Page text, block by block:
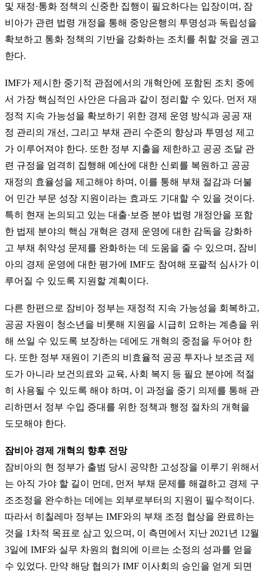
및 재정·통화 정책의 신중한 집행이 필요하다는 입장이며, 잠
비아가 관련 법령 개정을 통해 중앙은행의 투명성과 독립성을
확보하고 통화 정책의 기반을 강화하는 조치를 취할 것을 권고
한다.
IMF가 제시한 중기적 관점에서의 개혁안에 포함된 조치 중에
서 가장 핵심적인 사안은 다음과 같이 정리할 수 있다. 먼저 재
정적 지속 가능성을 확보하기 위한 경제 운영 방식과 공공 재
정 관리의 개선, 그리고 부채 관리 수준의 향상과 투명성 제고
가 이루어져야 한다. 또한 정부 지출을 제한하고 공공 조달 관
련 규정을 엄격히 집행해 예산에 대한 신뢰를 복원하고 공공
재정의 효율성을 제고해야 하며, 이를 통해 부채 절감과 더불
어 민간 부문 성장 지원이라는 효과도 기대할 수 있을 것이다.
특히 현재 논의되고 있는 대출·보증 분야 법령 개정안을 포함
한 법제 분야의 핵심 개혁은 경제 운영에 대한 감독을 강화하
고 부채 취약성 문제를 완화하는 데 도움을 줄 수 있으며, 잠비
아의 경제 운영에 대한 평가에 IMF도 참여해 포괄적 심사가 이
루어질 수 있도록 지원할 계획이다.
다른 한편으로 잠비아 정부는 재정적 지속 가능성을 회복하고,
공공 자원이 청소년을 비롯해 지원을 시급히 요하는 계층을 위
해 쓰일 수 있도록 보장하는 데에도 개혁의 중점을 두어야 한
다. 또한 정부 재원이 기존의 비효율적 공공 투자나 보조금 제
도가 아니라 보건의료와 교육, 사회 복지 등 필요 분야에 적절
히 사용될 수 있도록 해야 하며, 이 과정을 중기 의제를 통해 관
리하면서 정부 수입 증대를 위한 정책과 행정 절차의 개혁을
도모해야 한다.
잠비아 경제 개혁의 향후 전망
잠비아의 현 정부가 출범 당시 공약한 고성장을 이루기 위해서
는 아직 가야 할 길이 먼데, 먼저 부채 문제를 해결하고 경제 구
조조정을 완수하는 데에는 외부로부터의 지원이 필수적이다.
따라서 히칠레마 정부는 IMF와의 부채 조정 협상을 완료하는
것을 1차적 목표로 삼고 있으며, 이 측면에서 지난 2021년 12월
3일에 IMF와 실무 차원의 협의에 이르는 소정의 성과를 얻을
수 있었다. 만약 해당 협의가 IMF 이사회의 승인을 얻게 되면